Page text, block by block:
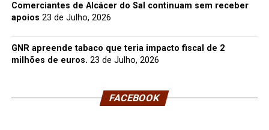
Comerciantes de Alcácer do Sal continuam sem receber
apoios 23 de Julho, 2026
GNR apreende tabaco que teria impacto fiscal de 2
milhões de euros. 23 de Julho, 2026
FACEBOOK